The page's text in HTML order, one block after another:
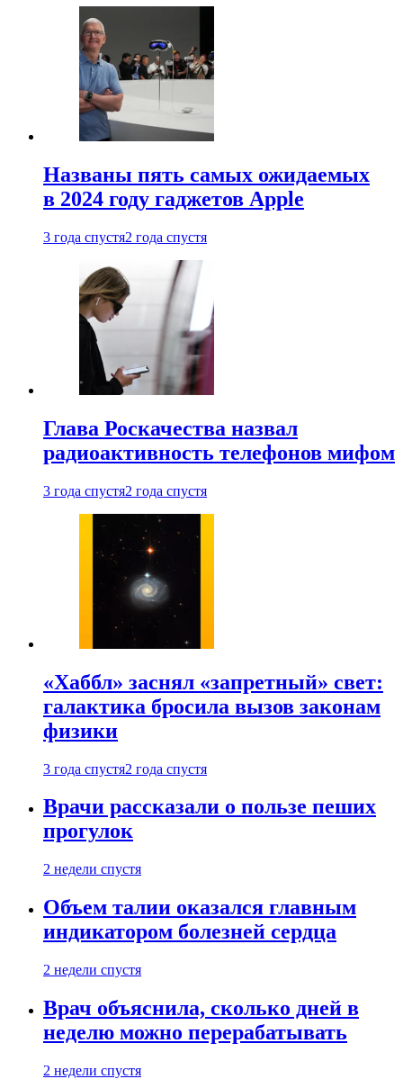
Названы пять самых ожидаемых
в 2024 году гаджетов Apple
3 года спустя2 года спустя
Глава Роскачества назвал
радиоактивность телефонов мифом
3 года спустя2 года спустя
«Хаббл» заснял «запретный» свет:
галактика бросила вызов законам
физики
3 года спустя2 года спустя
Врачи рассказали о пользе пеших
прогулок
2 недели спустя
Объем талии оказался главным
индикатором болезней сердца
2 недели спустя
Врач объяснила, сколько дней в
неделю можно перерабатывать
2 недели спустя